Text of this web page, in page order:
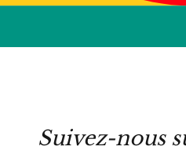
Suivez-nous